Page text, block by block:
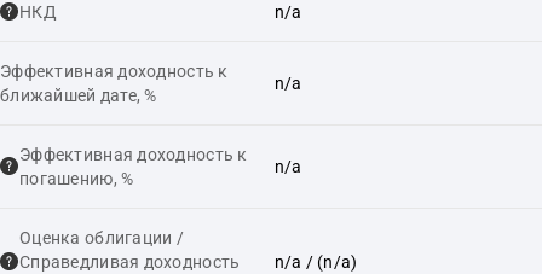
НКД n/a
Эффективная доходность к
ближайшей дате, %
n/a
Эффективная доходность к
погашению, %
n/a
Оценка облигации /
Справедливая доходность
n/a / (n/a)